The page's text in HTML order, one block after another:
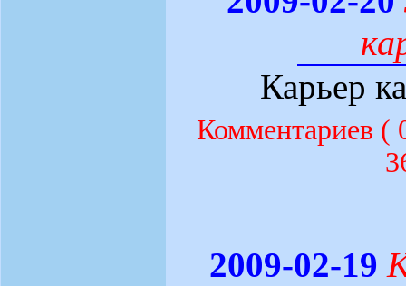
Карьер
2009-02-19